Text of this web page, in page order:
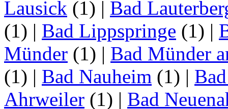
Lausick (1) | Bad
(1) | Bad Lippspringe (1) |
Münder (1) | Bad Münder
(1) | Bad Nauheim (1) |
Ahrweiler (1) | Bad